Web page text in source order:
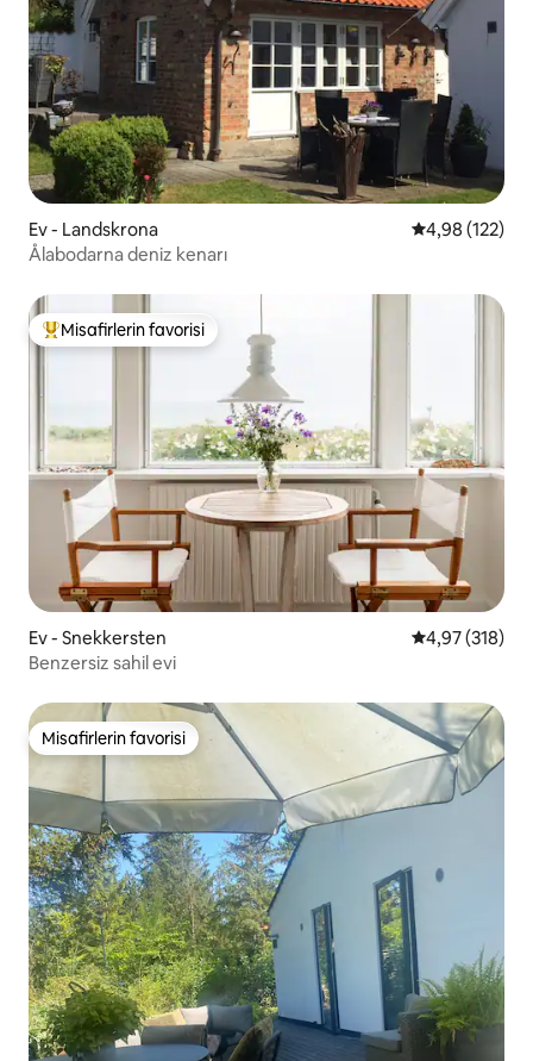
Ev - Landskrona 5 üzerinden
4,98 (122)
Ålabodarna deniz kenarı
Misafirlerin favorilerinden en beğenilenler arasında
Misafirlerin favorisi
Ev - Snekkersten 5 üzerinden
4,97 (318)
Benzersiz sahil evi
Misafirlerin favorisi
Misafirlerin favorisi